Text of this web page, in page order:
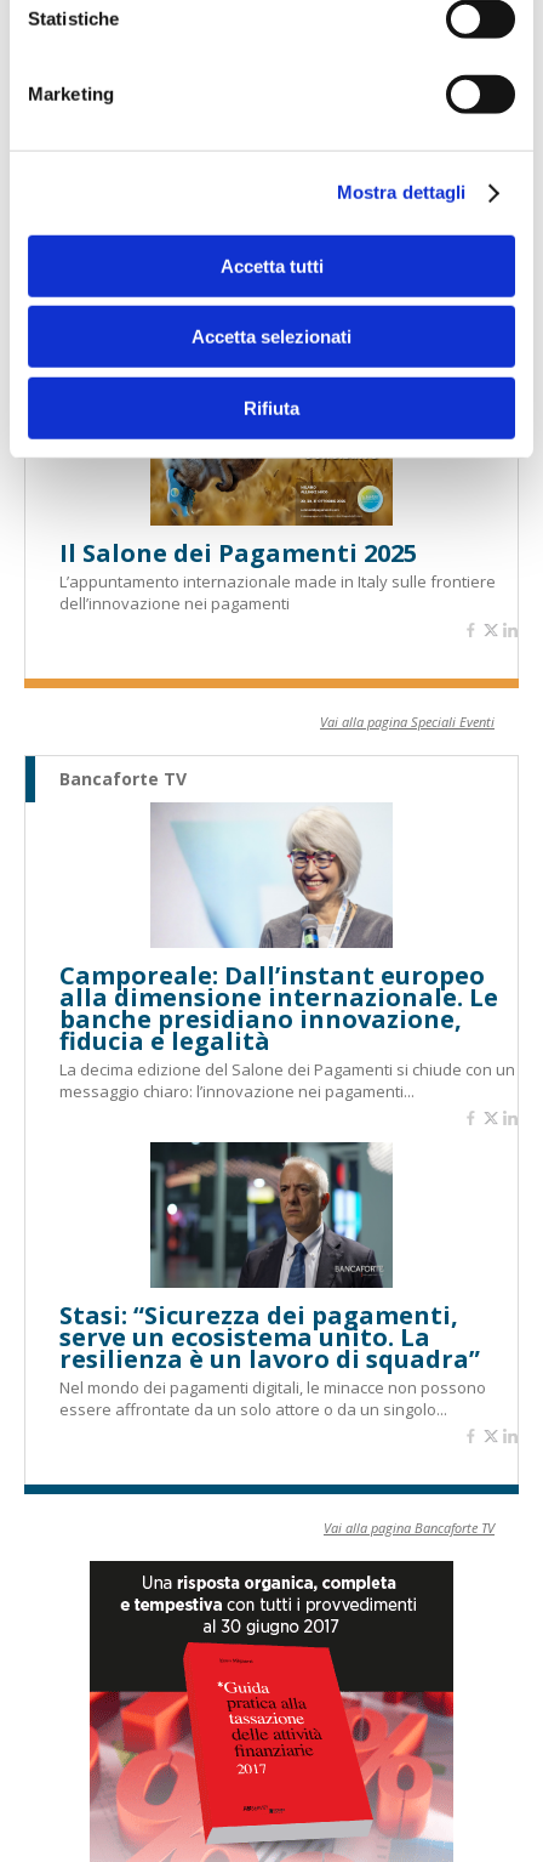
Statistiche
Marketing
Mostra dettagli
Accetta tutti
Accetta selezionati
Rifiuta
Banche per l'inclusione
Il Salone dei Pagamenti 2025
L’appuntamento internazionale made in Italy sulle frontiere
dell’innovazione nei pagamenti
Vai alla pagina Speciali Eventi
Bancaforte TV
Camporeale: Dall’instant europeo
alla dimensione internazionale. Le
banche presidiano innovazione,
fiducia e legalità
La decima edizione del Salone dei Pagamenti si chiude con un
messaggio chiaro: l’innovazione nei pagamenti...
Stasi: “Sicurezza dei pagamenti,
serve un ecosistema unito. La
resilienza è un lavoro di squadra”
Nel mondo dei pagamenti digitali, le minacce non possono
essere affrontate da un solo attore o da un singolo...
Vai alla pagina Bancaforte TV